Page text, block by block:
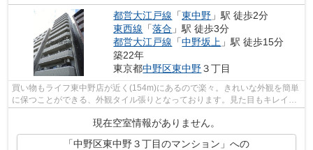
都営大江戸線 「東中野 」駅 徒歩2分
東西線 「落合 」駅 徒歩3分
都営大江戸線 「中野坂上 」駅 徒歩15分
築22年
東京都中野区東中野３丁目
買い物もライフ東中野店が近く(154m)にあるので楽々。きれいな外観を簡単
に保つことができる、外観タイル張りとなっております。見た目もキレイで
セキュリティ面が気になる方にも推奨...
現在空室情報がありません。
「中野区東中野３丁目のマンション」への